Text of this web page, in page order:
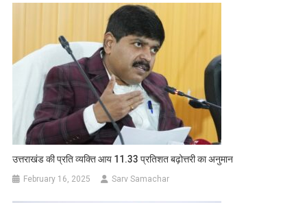
उत्तराखंड की प्रति व्यक्ति आय 11.33 प्रतिशत बढ़ोत्तरी का अनुमान
February 16, 2025 Sarv Samachar